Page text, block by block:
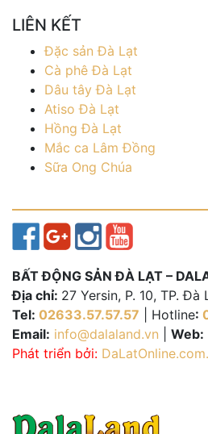
LIÊN KẾT
Đặc sản Đà Lạt
Cà phê Đà Lạt
Dâu tây Đà Lạt
Atiso Đà Lạt
Hồng Đà Lạt
Mắc ca Lâm Đồng
Sữa Ong Chúa
BẤT ĐỘNG SẢN ĐÀ LẠT –
Địa chỉ: 27 Yersin, P. 10, TP.
Tel: 02633.57.57.57 | Hotline:
Email: info@dalaland.vn Web:
Phát triển bởi: